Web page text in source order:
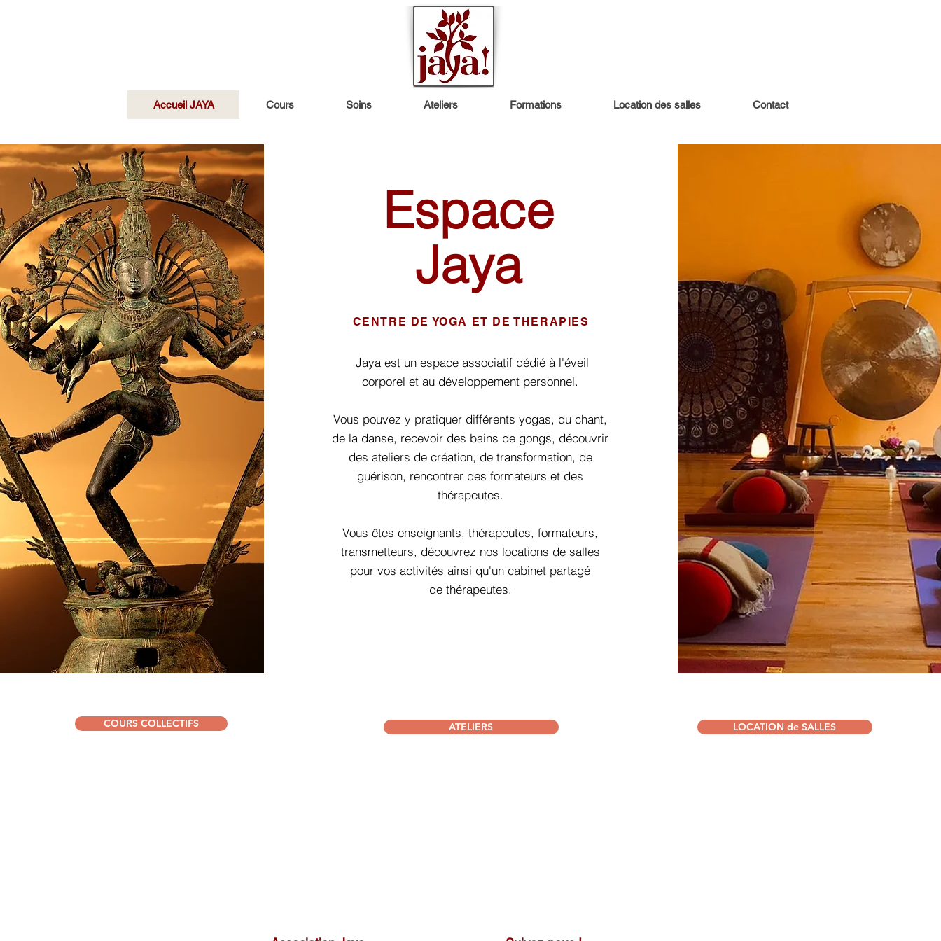
Accueil JAYA Cours Soins Ateliers Formations Location des salles Contact
Espace
Jaya
CENTRE DE YOGA ET DE THERAPIES
Jaya est un espace associatif dédié à l'éveil
corporel et au développement personnel.
Vous pouvez y pratiquer différents yogas, du chant,
de la danse, recevoir des bains de gongs, découvrir
des ateliers de création, de transformation, de
guérison, rencontrer des formateurs et des
thérapeutes.
Vous êtes enseignants, thérapeutes, formateurs,
transmetteurs, découvrez nos locations de salles
pour vos activités ainsi qu'un cabinet partagé
de thérapeutes.
COURS COLLECTIFS ATELIERS LOCATION de SALLES